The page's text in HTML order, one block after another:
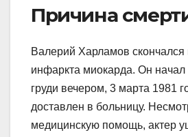
Причина
Валерий Харламов скончался
инфаркта миокарда. Он начал
груди вечером, 3 марта 1981
доставлен в больницу.
медицинскую помощь, актер